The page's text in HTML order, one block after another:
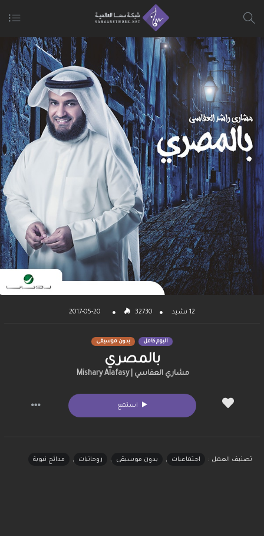
12 نشيد 32730
2017-05-20
بدون موسيقى البوم كامل
بالمصري
مشاري العفاسي | Mishary Alafasy
استمع
تصنيف العمل : اجتماعيات , بدون موسيقى , روحانيات , مدائح نبوية